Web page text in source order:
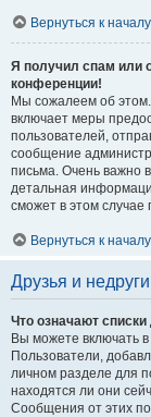
Вернуться к началу
Я получил спам или
конференции!
Мы сожалеем об
включает меры
пользователей,
сообщение
письма. Очень важно
детальная
сможет в этом
Вернуться к началу
Друзья и недруги
Что означают
Вы можете включать
Пользователи,
личном разделе для
находятся ли они
Сообщения от этих